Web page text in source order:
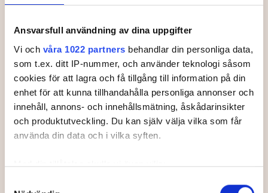
Ansvarsfull användning av dina uppgifter
Vi och våra 1022 partners behandlar din personliga data,
som t.ex. ditt IP-nummer, och använder teknologi såsom
cookies för att lagra och få tillgång till information på din
enhet för att kunna tillhandahålla personliga annonser och
innehåll, annons- och innehållsmätning, åskådarinsikter
och produktutveckling. Du kan själv välja vilka som får
använda din data och i vilka syften.
Med din tillåtelse skulle vi även vilja:
TEASDALE, Abbie
85 DUERINGER, Chantal
86 HOLPFER, Isabella
87 MUEHLBAUER, Katharina
88 STARA, Karolina